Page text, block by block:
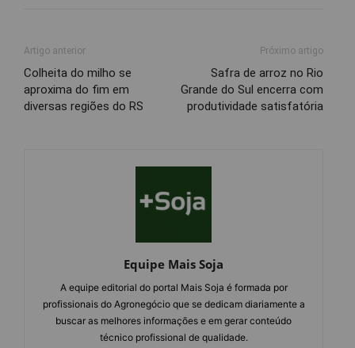
Artigo anterior
Colheita do milho se
aproxima do fim em
diversas regiões do RS
Próximo artigo
Safra de arroz no Rio
Grande do Sul encerra com
produtividade satisfatória
Equipe Mais Soja
A equipe editorial do portal Mais Soja é formada por
profissionais do Agronegócio que se dedicam diariamente a
buscar as melhores informações e em gerar conteúdo
técnico profissional de qualidade.